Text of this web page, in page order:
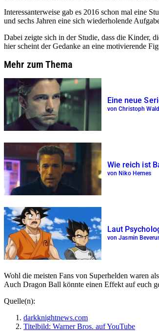
Interessanterweise gab es 2016 schon mal eine
und sechs Jahren eine sich wiederholende
Dabei zeigte sich in der Studie, dass die Kinder,
hier scheint der Gedanke an eine motivierende
Mehr zum Thema
Eine neue
von Christoph
Wie reich ist
von Niko Hernes
Laut
von Jasmin
Wohl die meisten Fans von Superhelden waren
Auch Dragon Ball könnte einen Effekt auf euch
Quelle(n):
darkknightnews.com
Titelbild: Warner Bros. auf YouTube